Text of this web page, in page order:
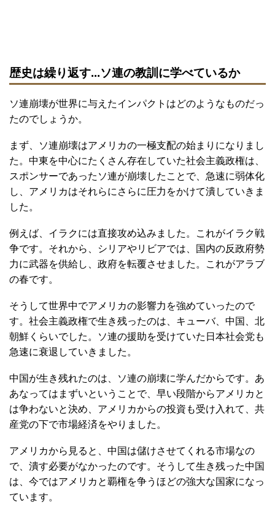
歴史は繰り返す...ソ連の教訓に学べているか
ソ連崩壊が世界に与えたインパクトはどのようなものだっ
たのでしょうか。
まず、ソ連崩壊はアメリカの一極支配の始まりになりまし
た。中東を中心にたくさん存在していた社会主義政権は、
スポンサーであったソ連が崩壊したことで、急速に弱体化
し、アメリカはそれらにさらに圧力をかけて潰していきま
した。
例えば、イラクには直接攻め込みました。これがイラク戦
争です。それから、シリアやリビアでは、国内の反政府勢
力に武器を供給し、政府を転覆させました。これがアラブ
の春です。
そうして世界中でアメリカの影響力を強めていったので
す。社会主義政権で生き残ったのは、キューバ、中国、北
朝鮮くらいでした。ソ連の援助を受けていた日本社会党も
急速に衰退していきました。
中国が生き残れたのは、ソ連の崩壊に学んだからです。あ
あなってはまずいということで、早い段階からアメリカと
は争わないと決め、アメリカからの投資も受け入れて、共
産党の下で市場経済をやりました。
アメリカから見ると、中国は儲けさせてくれる市場なの
で、潰す必要がなかったのです。そうして生き残った中国
は、今ではアメリカと覇権を争うほどの強大な国家になっ
ています。